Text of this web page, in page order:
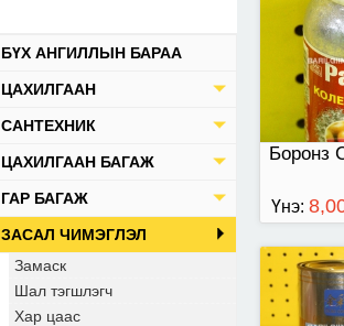
БҮХ АНГИЛЛЫН БАРАА
ЦАХИЛГААН
САНТЕХНИК
ЦАХИЛГААН БАГАЖ
ГАР БАГАЖ
ЗАСАЛ ЧИМЭГЛЭЛ
Замаск
Шал тэгшлэгч
Хар цаас
Боронз
Үнэ:
хүрэл
мөнгөн